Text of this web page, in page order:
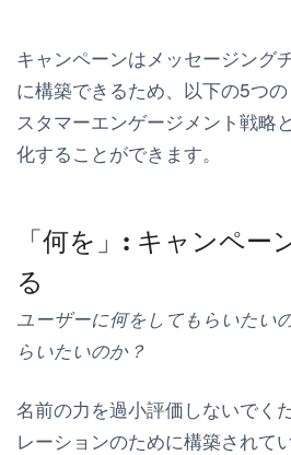
キャンペーンはメッセージング
に構築できるため、以下の5つ
スタマーエンゲージメント戦略
化することができます。
「何を」: キャンペー
る
ユーザーに何をしてもらいたい
らいたいのか？
名前の力を過小評価しないでく
レーションのために構築されて